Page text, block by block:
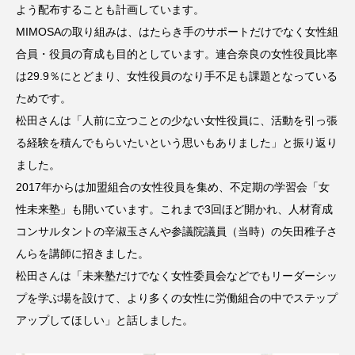
よう配布することも計画しています。
MIMOSAの取り組みは、はたらき手のサポートだけでなく女性組
合員・役員の育成も目的としています。連合奈良の女性役員比率
は29.9％にとどまり、女性役員のなり手不足も課題となっている
ためです。
松田さんは「人前に立つことの少ない女性役員に、活動を引っ張
る経験を積んでもらいたいという思いもありました」と振り返り
ました。
2017年からは加盟組合の女性役員を集め、不定期の学習会「女
性未来塾」も開いています。これまで3回ほど開かれ、人材育成
コンサルタントの辛淑玉さんや参議院議員（当時）の矢田稚子さ
んらを講師に招きました。
松田さんは「未来塾だけでなく女性委員会などでもリーダーシッ
プを学ぶ場を設けて、より多くの女性に労働組合の中でステップ
アップしてほしい」と話しました。